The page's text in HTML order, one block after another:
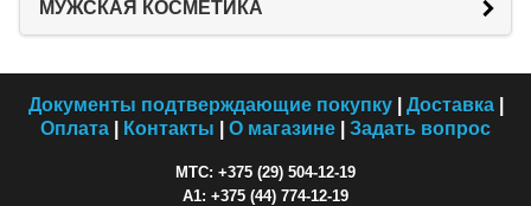
МУЖСКАЯ КОСМЕТИКА
Документы подтверждающие покупку| Доставка|
Оплата
Контакты О магазине Задать вопрос
МТС: +375 (29) 504-12-19
A1: +375 (44) 774-12-19